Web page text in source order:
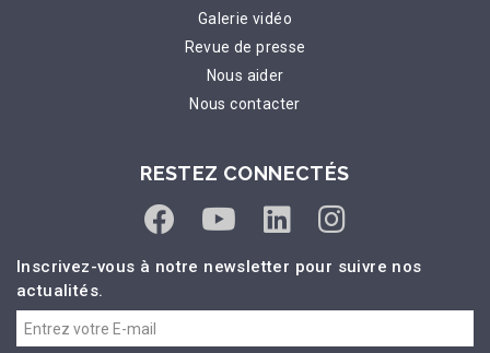
Galerie vidéo
Revue de presse
Nous aider
Nous contacter
RESTEZ CONNECTÉS
Inscrivez-vous à notre newsletter pour suivre nos
actualités.